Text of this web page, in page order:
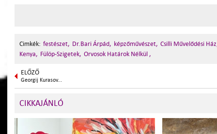
Cimkék: festészet, Dr.Bari Árpád, képzőművészet, Csilli Művelődési
Kenya, Fülöp-Szigetek, Orvosok Határok Nélkül ,
ELŐZŐ
Georgij Kurasov...
CIKKAJÁNLÓ